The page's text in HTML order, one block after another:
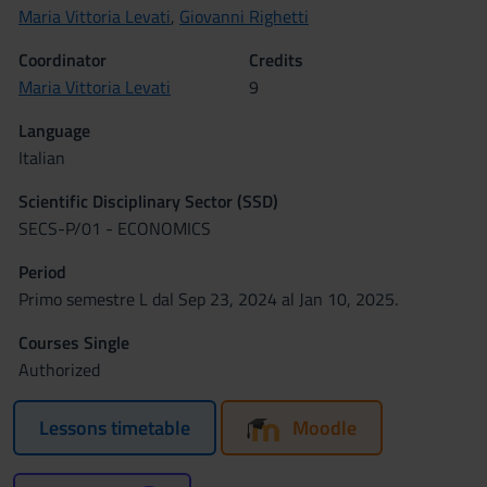
Maria Vittoria Levati, Giovanni Righetti
Coordinator
Maria Vittoria Levati
Credits
9
Language
Italian
Scientific Disciplinary Sector (SSD)
SECS-P/01 - ECONOMICS
Period
Primo semestre L dal Sep 23, 2024 al Jan 10, 2025.
Courses Single
Authorized
Lessons timetable Moodle